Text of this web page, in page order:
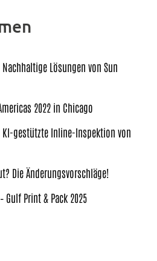
Nachhaltige Lösungen von Sun
2022 in Chicago
KI-gestützte Inline-Inspektion von
Die Änderungsvorschläge!
Gulf Print & Pack 2025